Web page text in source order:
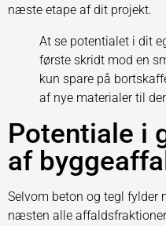
næste etape af dit projekt.
At se potentialet i dit
første skridt mod en
kun spare på
af nye materialer til
Potentiale i
af
Selvom beton og tegl fylder
næsten alle